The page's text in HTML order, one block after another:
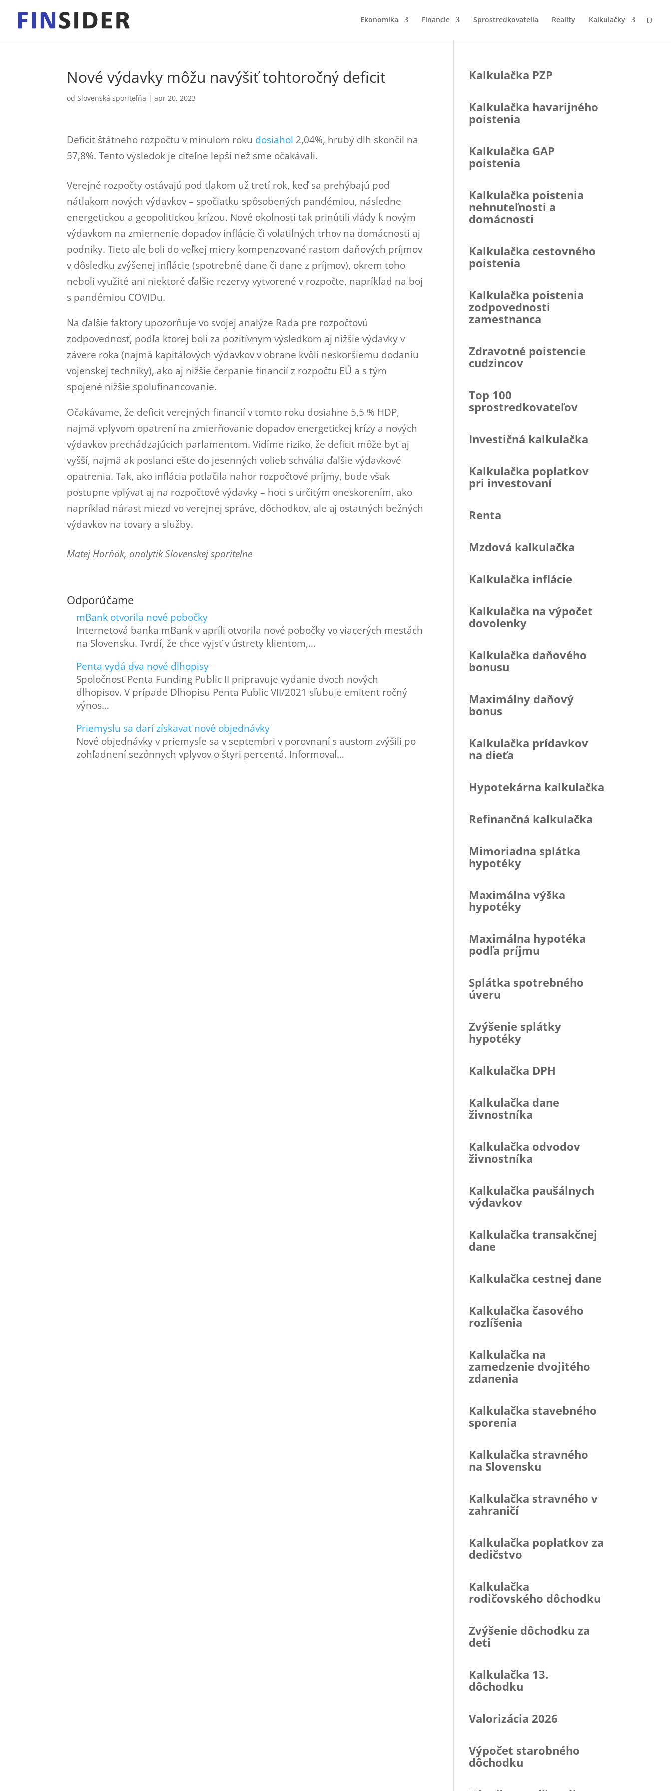
Ekonomika Financie Sprostredkovatelia Reality Kalkulačky
Nové výdavky môžu navýšiť tohtoročný deficit
odSlovenská sporiteľňa |apr 20, 2023
Deficit štátneho rozpočtu v minulom roku dosiahol 2,04%, hrubý dlh skončil na
57,8%. Tento výsledok je citeľne lepší než sme očakávali.
Verejné rozpočty ostávajú pod tlakom už tretí rok, keď sa prehýbajú pod
nátlakom nových výdavkov – spočiatku spôsobených pandémiou, následne
energetickou a geopolitickou krízou. Nové okolnosti tak prinútili vlády k novým
výdavkom na zmiernenie dopadov inflácie či volatilných trhov na domácnosti aj
podniky. Tieto ale boli do veľkej miery kompenzované rastom daňových príjmov
v dôsledku zvýšenej inflácie (spotrebné dane či dane z príjmov), okrem toho
neboli využité ani niektoré ďalšie rezervy vytvorené v rozpočte, napríklad na boj
s pandémiou COVIDu.
Na ďalšie faktory upozorňuje vo svojej analýze Rada pre rozpočtovú
zodpovednosť, podľa ktorej boli za pozitívnym výsledkom aj nižšie výdavky v
závere roka (najmä kapitálových výdavkov v obrane kvôli neskoršiemu dodaniu
vojenskej techniky), ako aj nižšie čerpanie financií z rozpočtu EÚ a s tým
spojené nižšie spolufinancovanie.
Očakávame, že deficit verejných financií v tomto roku dosiahne 5,5 % HDP,
najmä vplyvom opatrení na zmierňovanie dopadov energetickej krízy a nových
výdavkov prechádzajúcich parlamentom. Vidíme riziko, že deficit môže byť aj
vyšší, najmä ak poslanci ešte do jesenných volieb schvália ďalšie výdavkové
opatrenia. Tak, ako inflácia potlačila nahor rozpočtové príjmy, bude však
postupne vplývať aj na rozpočtové výdavky – hoci s určitým oneskorením, ako
napríklad nárast miezd vo verejnej správe, dôchodkov, ale aj ostatných bežných
výdavkov na tovary a služby.
Matej Horňák, analytik Slovenskej sporiteľne
Odporúčame
mBank otvorila nové pobočky
Internetová banka mBank v apríli otvorila nové pobočky vo viacerých mestách
na Slovensku. Tvrdí, že chce vyjsť v ústrety klientom,…
Penta vydá dva nové dlhopisy
Spoločnosť Penta Funding Public II pripravuje vydanie dvoch nových
dlhopisov. V prípade Dlhopisu Penta Public VII/2021 sľubuje emitent ročný
výnos…
Priemyslu sa darí získavať nové objednávky
Nové objednávky v priemysle sa v septembri v porovnaní s austom zvýšili po
zohľadnení sezónnych vplyvov o štyri percentá. Informoval…
Kalkulačka PZP
Kalkulačka havarijného
poistenia
Kalkulačka GAP
poistenia
Kalkulačka poistenia
nehnuteľnosti a
domácnosti
Kalkulačka cestovného
poistenia
Kalkulačka poistenia
zodpovednosti
zamestnanca
Zdravotné poistencie
cudzincov
Top 100
sprostredkovateľov
Investičná kalkulačka
Kalkulačka poplatkov
pri investovaní
Renta
Mzdová kalkulačka
Kalkulačka inflácie
Kalkulačka na výpočet
dovolenky
Kalkulačka daňového
bonusu
Maximálny daňový
bonus
Kalkulačka prídavkov
na dieťa
Hypotekárna kalkulačka
Refinančná kalkulačka
Mimoriadna splátka
hypotéky
Maximálna výška
hypotéky
Maximálna hypotéka
podľa príjmu
Splátka spotrebného
úveru
Zvýšenie splátky
hypotéky
Kalkulačka DPH
Kalkulačka dane
živnostníka
Kalkulačka odvodov
živnostníka
Kalkulačka paušálnych
výdavkov
Kalkulačka transakčnej
dane
Kalkulačka cestnej dane
Kalkulačka časového
rozlíšenia
Kalkulačka na
zamedzenie dvojitého
zdanenia
Kalkulačka stavebného
sporenia
Kalkulačka stravného
na Slovensku
Kalkulačka stravného v
zahraničí
Kalkulačka poplatkov za
dedičstvo
Kalkulačka
rodičovského dôchodku
Zvýšenie dôchodku za
deti
Kalkulačka 13.
dôchodku
Valorizácia 2026
Výpočet starobného
dôchodku